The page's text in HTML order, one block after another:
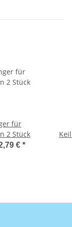
für
2 Stück
€ *